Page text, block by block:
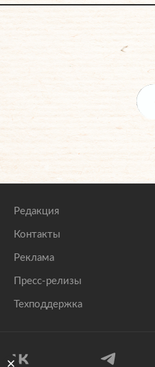
Редакция
Контакты
Реклама
Пресс-релизы
Техподдержка